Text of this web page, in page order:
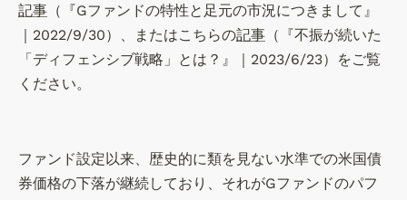
記事 （『Gファンドの特性と足元の市況につきまして』
｜2022/9/30）、またはこちらの記事 （『不振が続いた
「ディフェンシブ戦略」とは？』｜2023/6/23）をご覧
ください。
ファンド設定以来、歴史的に類を見ない水準での米国債
券価格の下落が継続しており、それがGファンドのパフ